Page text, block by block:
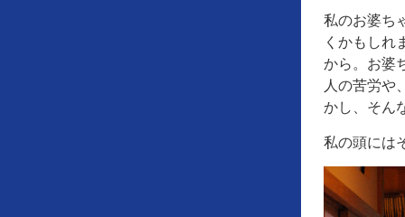
私のお婆ち
くかもしれ
から。お婆
人の苦労や
かし、そん
私の頭には